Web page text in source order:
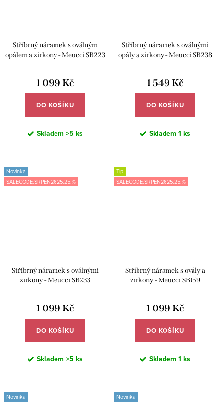
Stříbrný náramek s oválným
opálem a zirkony - Meucci SB223
1 099 Kč
DO KOŠÍKU
Skladem >5 ks
Stříbrný náramek s oválnými
opály a zirkony - Meucci SB238
1 549 Kč
DO KOŠÍKU
Skladem 1 ks
Novinka
SALECODE:SRPEN2625:25:%
Stříbrný náramek s oválnými
zirkony - Meucci SB233
1 099 Kč
DO KOŠÍKU
Skladem >5 ks
Tip
SALECODE:SRPEN2625:25:%
Stříbrný náramek s ovály a
zirkony - Meucci SB159
1 099 Kč
DO KOŠÍKU
Skladem 1 ks
Novinka Novinka